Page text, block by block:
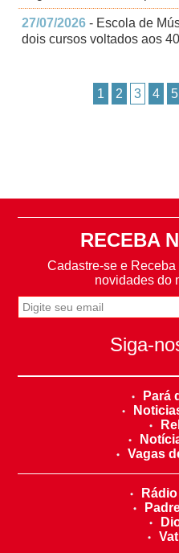
27/07/2026 - Escola de
dois cursos voltados aos
1 2 3 4 5
RECEBA
Cadastre-se e
novidades do
Siga-
Pará
Vagas